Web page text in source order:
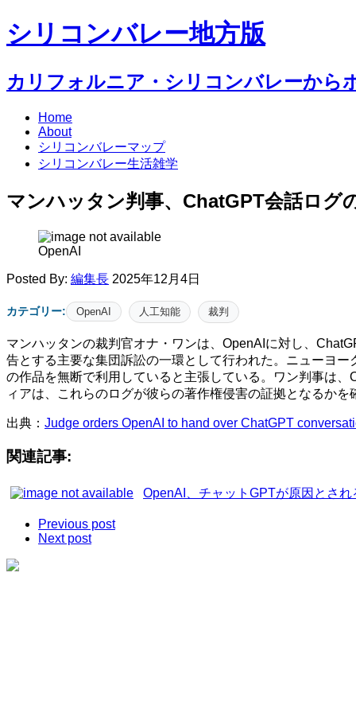
シリコンバレー地方版
カリフォルニア・シリコンバレーから
Home
About
シリコンバレーマップ
シリコンバレー生活雑学
マンハッタン判事、ChatGPT会話ログ
OpenAI
Posted By: 編集長 2025年12月4日
カテゴリー: OpenAI 人工知能 裁判
マンハッタンの裁判官オナ・ワンは、OpenAIに対し、
告とする主要な集団訴訟の一環として行われた。ニューヨ
の作品を無断で利用していると主張している。ワン判事は
ィアは、これらのログが彼らの著作権侵害の証拠となるか
出典： Judge orders OpenAI to hand over ChatGPT
関連記事:
OpenAI、チャットGPTが原因とさ
Previous post
Next post